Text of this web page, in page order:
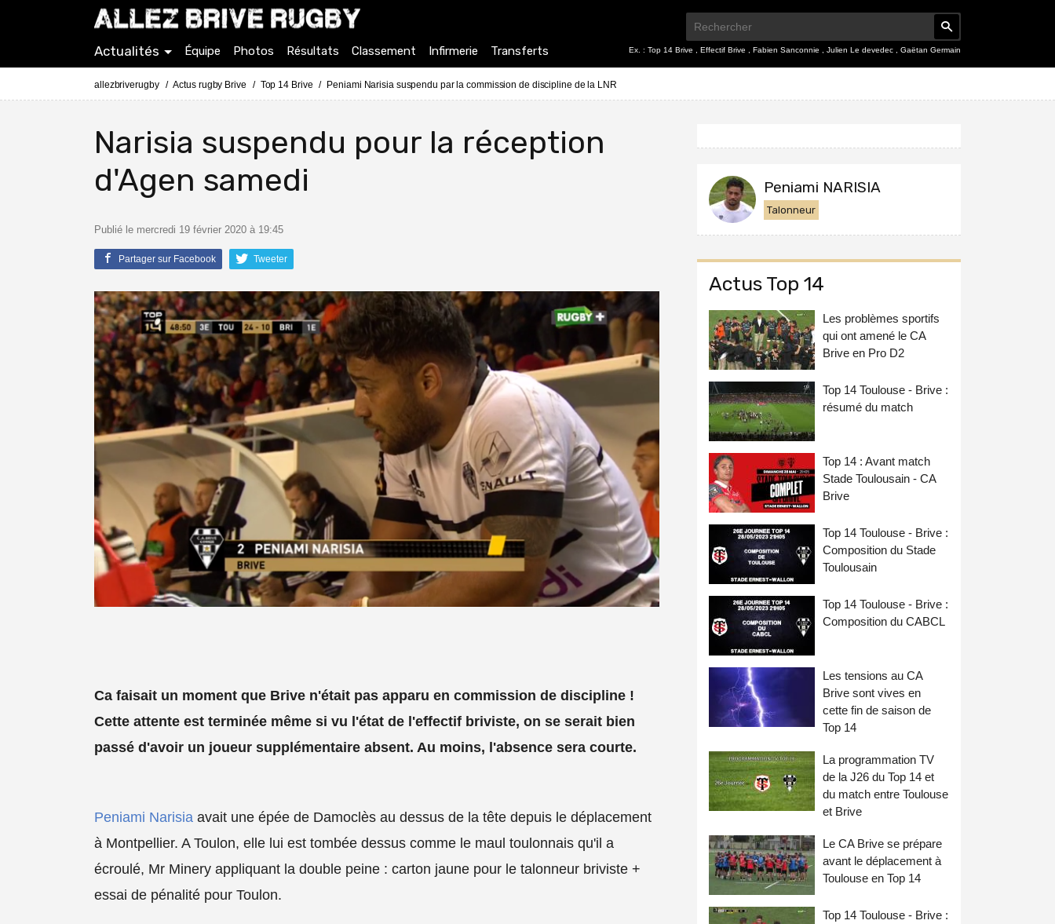
Ex. : Top 14 Brive Effectif Brive Fabien Sanconnie Julien Le devedec Gaëtan Germain
Actualités Équipe Photos Résultats Classement Infirmerie Transferts
allezbriverugby Actus rugby Brive Top 14 Brive Peniami Narisia suspendu par la commission de discipline de la LNR
Narisia suspendu pour la réception
d'Agen samedi
Publié le mercredi 19 février 2020 à 19:45
Partager sur Facebook Tweeter
Ca faisait un moment que Brive n'était pas apparu en commission de discipline !
Cette attente est terminée même si vu l'état de l'effectif briviste, on se serait bien
passé d'avoir un joueur supplémentaire absent. Au moins, l'absence sera courte.
Peniami Narisia avait une épée de Damoclès au dessus de la tête depuis le déplacement
à Montpellier. A Toulon, elle lui est tombée dessus comme le maul toulonnais qu'il a
écroulé, Mr Minery appliquant la double peine : carton jaune pour le talonneur briviste +
essai de pénalité pour Toulon.
Peniami NARISIA
Talonneur
Actus Top 14
Les problèmes sportifs
qui ont amené le CA
Brive en Pro D2
Top 14 Toulouse - Brive :
résumé du match
Top 14 : Avant match
Stade Toulousain - CA
Brive
Top 14 Toulouse - Brive :
Composition du Stade
Toulousain
Top 14 Toulouse - Brive :
Composition du CABCL
Les tensions au CA
Brive sont vives en
cette fin de saison de
Top 14
La programmation TV
de la J26 du Top 14 et
du match entre Toulouse
et Brive
Le CA Brive se prépare
avant le déplacement à
Toulouse en Top 14
Top 14 Toulouse - Brive :